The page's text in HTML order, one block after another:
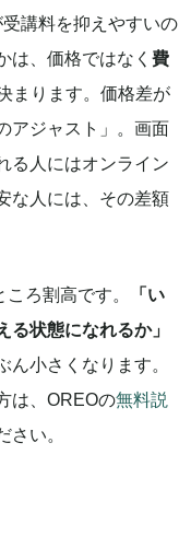
講料を抑えやすいの
は、価格ではなく 費
まります。価格差が
アジャスト」。画面
る人にはオンライン
な人には、その差額
ろ割高です。
「い
る状態になれるか」
小さくなります。
は、OREOの無料説
さい。